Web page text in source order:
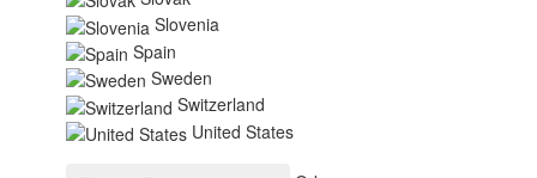
Slovenia
Spain
Sweden
Switzerland
United States